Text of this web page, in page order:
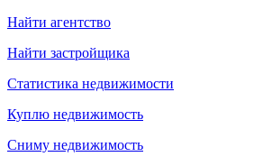
Найти агентство
Найти застройщика
Статистика недвижимости
Куплю недвижимость
Сниму недвижимость